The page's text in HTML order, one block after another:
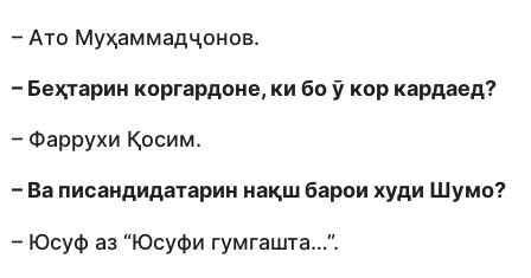
– Ато Муҳаммадҷонов.
– Беҳтарин коргардоне, ки бо ӯ кор кардаед?
– Фаррухи Қосим.
– Ва писандидатарин нақш барои худи Шумо?
– Юсуф аз “Юсуфи гумгашта…”.